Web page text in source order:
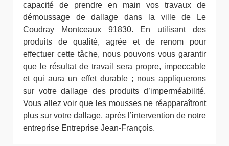
capacité de prendre en main vos travaux de
démoussage de dallage dans la ville de Le
Coudray Montceaux 91830. En utilisant des
produits de qualité, agrée et de renom pour
effectuer cette tâche, nous pouvons vous garantir
que le résultat de travail sera propre, impeccable
et qui aura un effet durable ; nous appliquerons
sur votre dallage des produits d’imperméabilité.
Vous allez voir que les mousses ne réapparaîtront
plus sur votre dallage, après l’intervention de notre
entreprise Entreprise Jean-François.